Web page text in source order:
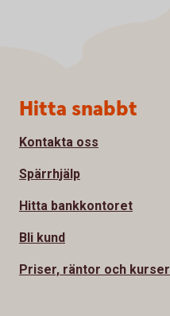
Sidfot
Hitta snabbt
Kontakta oss
Spärrhjälp
Hitta bankkontoret
Bli kund
Priser, räntor och kurser